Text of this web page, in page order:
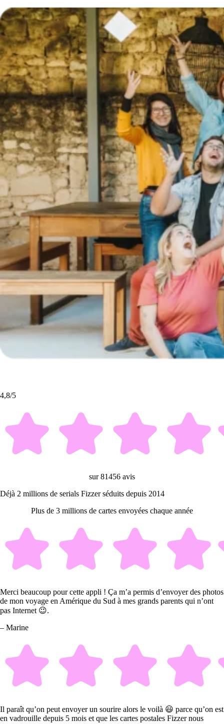
4,8/5
sur 81456 avis
Déjà 2 millions de serials Fizzer séduits depuis 2014
Plus de 3 millions de cartes envoyées chaque année
Merci beaucoup pour cette appli ! Ça m’a permis d’envoyer des photos
de mon voyage en Amérique du Sud à mes grands parents qui n’ont
pas Internet 😉.
– Marine
Il paraît qu’on peut envoyer un sourire alors le voilà 😃 parce qu’on est
en vadrouille depuis 5 mois et que les cartes postales Fizzer nous